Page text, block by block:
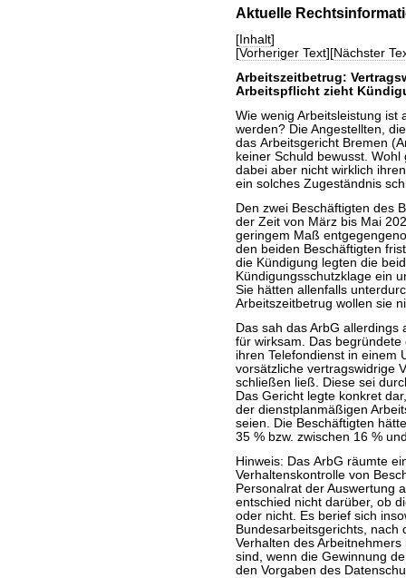
Aktuelle
[Inhalt]
[Vorheriger Text][Nächster
Arbeitszeitbetrug:
Arbeitspflicht zieht
Wie wenig Arbeitsleistung ist
werden? Die Angestellten,
das Arbeitsgericht Bremen
keiner Schuld bewusst.
dabei aber nicht wirklich
ein solches Zugeständnis
Den zwei Beschäftigten des
der Zeit von März bis Mai
geringem Maß
den beiden Beschäftigten
die Kündigung legten die
Kündigungsschutzklage ein
Sie hätten allenfalls
Arbeitszeitbetrug wollen sie
Das sah das ArbG
für wirksam. Das
ihren Telefondienst in einem
vorsätzliche vertragswidrige
schließen ließ. Diese sei
Das Gericht legte konkret
der dienstplanmäßigen
seien. Die Beschäftigten
35 % bzw. zwischen 16 %
Hinweis: Das ArbG räumte
Verhaltenskontrolle von
Personalrat der Auswertung
entschied nicht darüber, ob
oder nicht. Es berief sich
Bundesarbeitsgerichts, nach
Verhalten des
sind, wenn die Gewinnung
den Vorgaben des